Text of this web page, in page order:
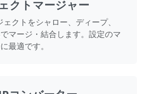
クトマージャー
クトをシャロー、ディープ、
マージ・結合します。設定のマ
最適です。